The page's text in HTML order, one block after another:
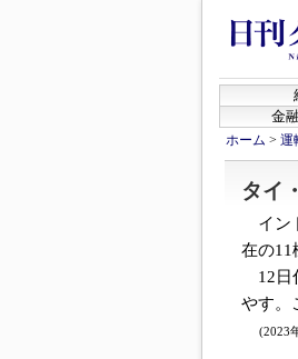
金
ホーム > 運
タイ
イン
在の11
12日
やす。
(2023